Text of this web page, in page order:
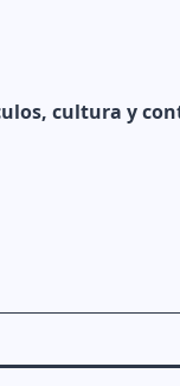
cultura y